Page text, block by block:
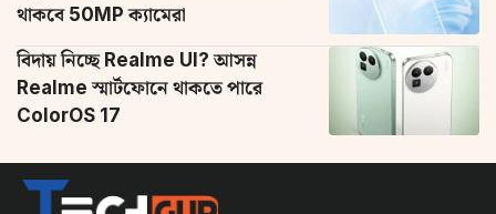
থাকবে 50MP ক্যামেরা
বিদায় নিচ্ছে Realme UI? আসন্ন
Realme স্মার্টফোনে থাকতে পারে
ColorOS 17